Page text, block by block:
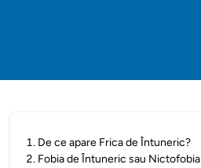
1. De ce apare Frica de Întuneric?
2. Fobia de Întuneric sau Nictofobia